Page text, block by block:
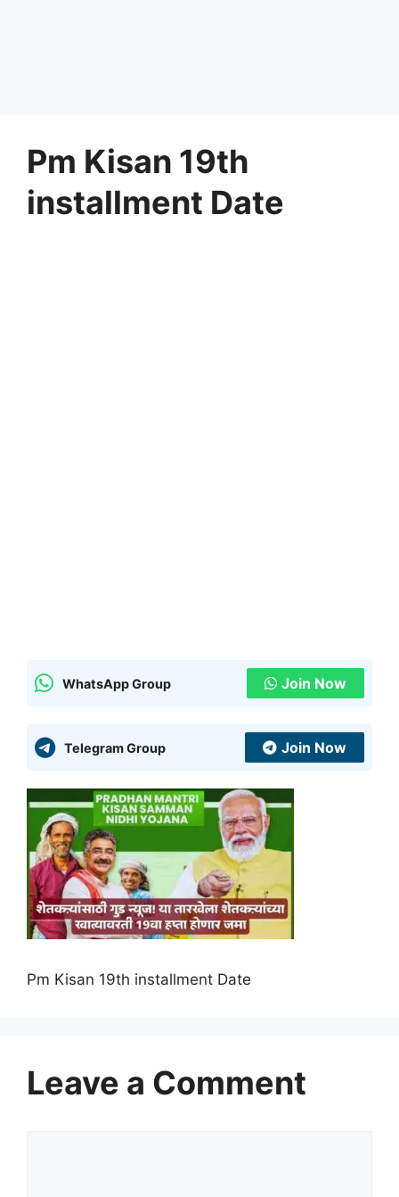
Pm Kisan 19th
installment Date
WhatsApp Group Join Now
Telegram Group Join Now
Pm Kisan 19th installment Date
Leave a Comment